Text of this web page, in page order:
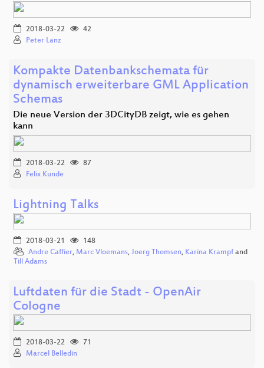
2018-03-22
42
Peter Lanz
Kompakte Datenbankschemata für
dynamisch erweiterbare GML Application
Schemas
Die neue Version der 3DCityDB zeigt, wie es gehen
kann
2018-03-22
87
Felix Kunde
Lightning Talks
2018-03-21
148
Andre Caffier, Marc Vloemans, Joerg Thomsen, Karina Krampf and
Till Adams
Luftdaten für die Stadt - OpenAir
Cologne
2018-03-22
71
Marcel Belledin